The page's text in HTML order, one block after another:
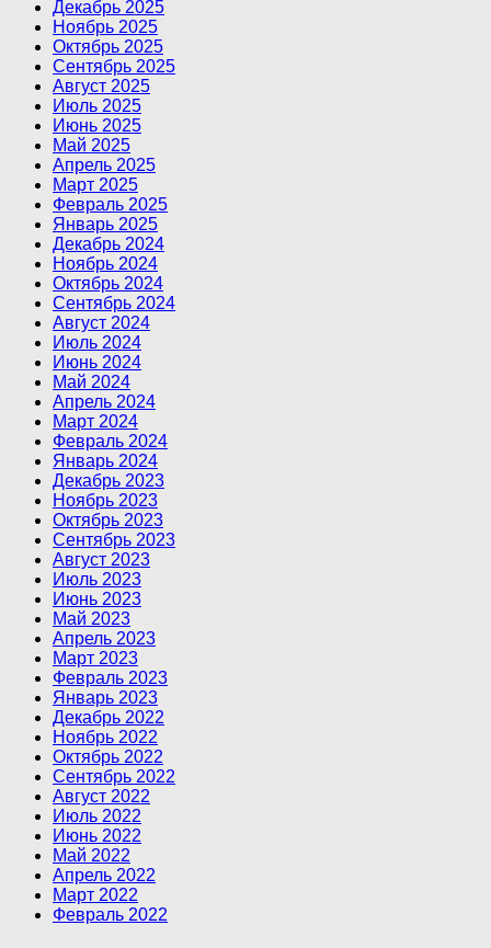
Декабрь 2025
Ноябрь 2025
Октябрь 2025
Сентябрь 2025
Август 2025
Июль 2025
Июнь 2025
Май 2025
Апрель 2025
Март 2025
Февраль 2025
Январь 2025
Декабрь 2024
Ноябрь 2024
Октябрь 2024
Сентябрь 2024
Август 2024
Июль 2024
Июнь 2024
Май 2024
Апрель 2024
Март 2024
Февраль 2024
Январь 2024
Декабрь 2023
Ноябрь 2023
Октябрь 2023
Сентябрь 2023
Август 2023
Июль 2023
Июнь 2023
Май 2023
Апрель 2023
Март 2023
Февраль 2023
Январь 2023
Декабрь 2022
Ноябрь 2022
Октябрь 2022
Сентябрь 2022
Август 2022
Июль 2022
Июнь 2022
Май 2022
Апрель 2022
Март 2022
Февраль 2022